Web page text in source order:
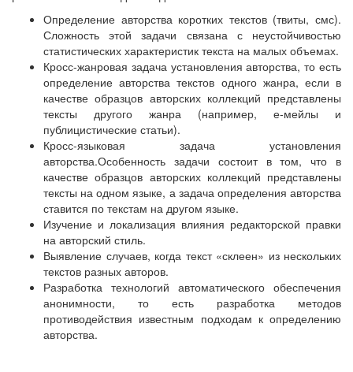
Определение авторства коротких текстов (твиты, смс).
Сложность этой задачи связана с неустойчивостью
статистических характеристик текста на малых объемах.
Кросс-жанровая задача установления авторства, то есть
определение авторства текстов одного жанра, если в
качестве образцов авторских коллекций представлены
тексты другого жанра (например, е-мейлы и
публицистические статьи).
Кросс-языковая задача установления
авторства.Особенность задачи состоит в том, что в
качестве образцов авторских коллекций представлены
тексты на одном языке, а задача определения авторства
ставится по текстам на другом языке.
Изучение и локализация влияния редакторской правки
на авторский стиль.
Выявление случаев, когда текст «склеен» из нескольких
текстов разных авторов.
Разработка технологий автоматического обеспечения
анонимности, то есть разработка методов
противодействия известным подходам к определению
авторства.